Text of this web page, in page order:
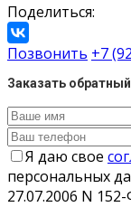
Поделиться:
Позвонить +7
Заказать
Я даю свое
персональных
27.07.2006 N